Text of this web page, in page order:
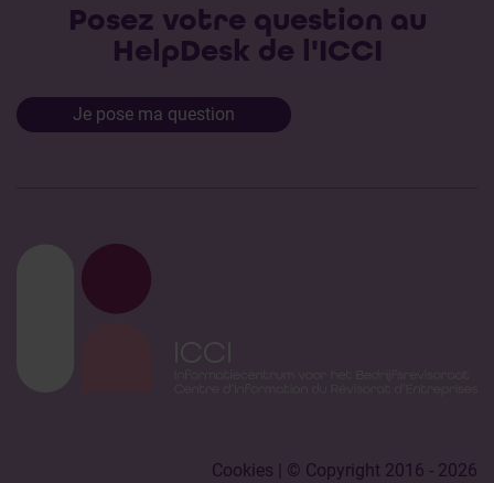
Posez votre question au
HelpDesk de l'ICCI
Je pose ma question
Cookies | © Copyright 2016 - 2026